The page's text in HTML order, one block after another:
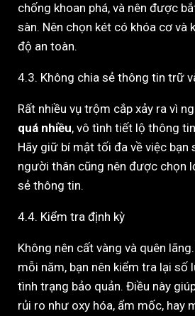
chống khoan phá, và nên được
sàn. Nên chọn két có khóa cơ và
độ an toàn.
4.3. Không chia sẻ thông tin trữ
Rất nhiều vụ trộm cắp xảy ra vì
quá nhiều, vô tình tiết lộ thông
Hãy giữ bí mật tối đa về việc bạn
người thân cũng nên được chọn
sẻ thông tin.
4.4. Kiểm tra định kỳ
Không nên cất vàng và quên
mỗi năm, bạn nên kiểm tra lại số
tình trạng bảo quản. Điều này
rủi ro như oxy hóa, ẩm mốc, hay